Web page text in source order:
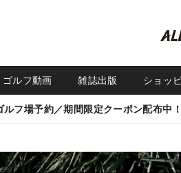
ゴルフ動画 雑誌出版 ショッ
ルフ場予約／期間限定クーポン配布中！